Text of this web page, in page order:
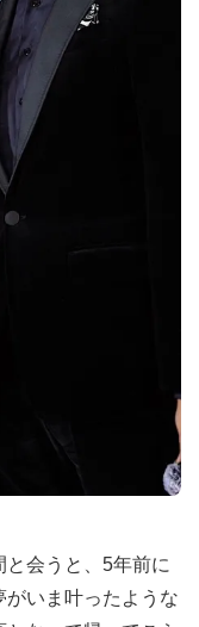
会うと、5年前に
いま叶ったような